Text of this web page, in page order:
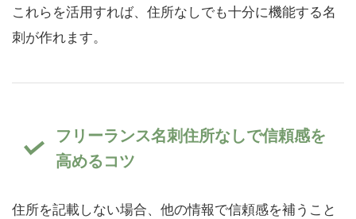
これらを活用すれば、住所なしでも十分に機能する名
刺が作れます。
フリーランス名刺住所なしで信頼感を
高めるコツ
住所を記載しない場合、他の情報で信頼感を補うこと